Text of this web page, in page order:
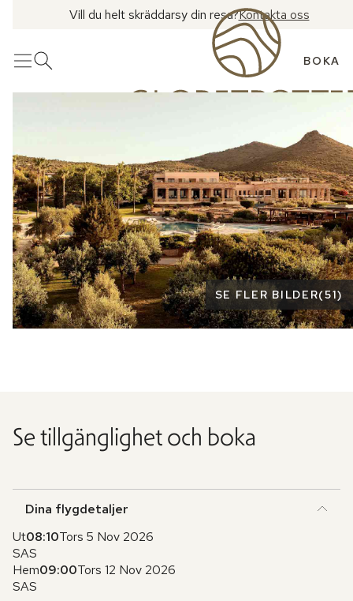
Vill du helt skräddarsy din resa?Kontakta oss
MenyÖppna sök BOKA
Se fler bilder
SE FLER BILDER(51)
Se tillgänglighet och boka
Dina flygdetaljer
Ut08:10Tors 5 Nov 2026
SAS
Hem09:00Tors 12 Nov 2026
SAS